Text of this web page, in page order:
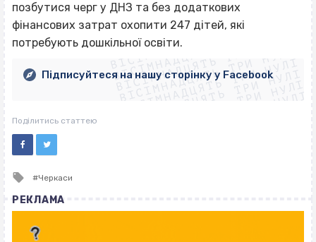
позбутися черг у ДНЗ та без додаткових
фінансових затрат охопити 247 дітей, які
потребують дошкільної освіти.ВІСІМНАДЦЯТЬ ТРИ НУЛІ
ВІСІМНАДЦЯТЬ ТРИ НУЛІ
ВІСІМНАДЦЯТЬ ТРИ НУЛІ
ВІСІМНАДЦЯТЬ ТРИ НУЛІ
ВІСІМНАДЦЯТЬ ТРИ НУЛІ
ВІСІМНАДЦЯТЬ ТРИ НУЛІ
ВІСІМНАДЦЯТЬ ТРИ НУЛІ
ВІСІМНАДЦЯТЬ ТРИ НУЛІ
Підписуйтеся на нашу сторінку у Facebook
Поділитись статтею
Tagged
Черкаси
РЕКЛАМА